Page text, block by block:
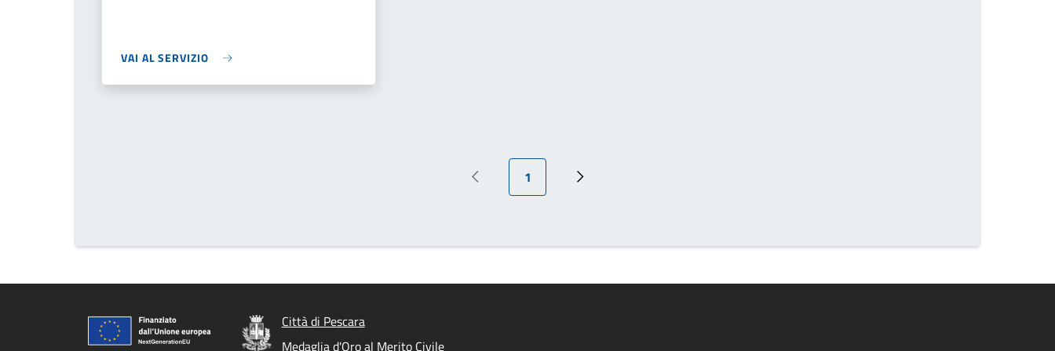
VAI AL SERVIZIO
Pagina precedente
Pagina attuale
1
Prossima pagina
Città di Pescara
Medaglia d'Oro al Merito Civile